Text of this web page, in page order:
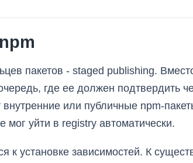
пакетов - staged publishing.
где ее должен подтвердить
или публичные npm-
мог уйти в registry автоматически.
к установке зависимостей. К